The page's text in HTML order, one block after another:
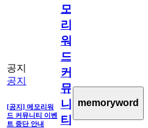
공지
공지
[공지] 메모리워
드 커뮤니티 이벤
트 중단 안내
모
리
워
드
커
뮤
니
티
memoryword